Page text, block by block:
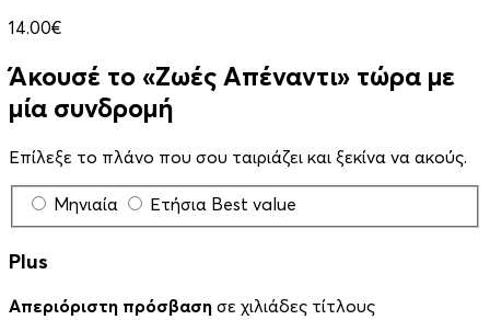
14.00€
Άκουσέ το «Ζωές Απέναντι» τώρα με
μία συνδρομή
Επίλεξε το πλάνο που σου ταιριάζει και ξεκίνα να ακούς.
Μηνιαία Ετήσια Best value
Plus
Απεριόριστη πρόσβαση σε χιλιάδες τίτλους